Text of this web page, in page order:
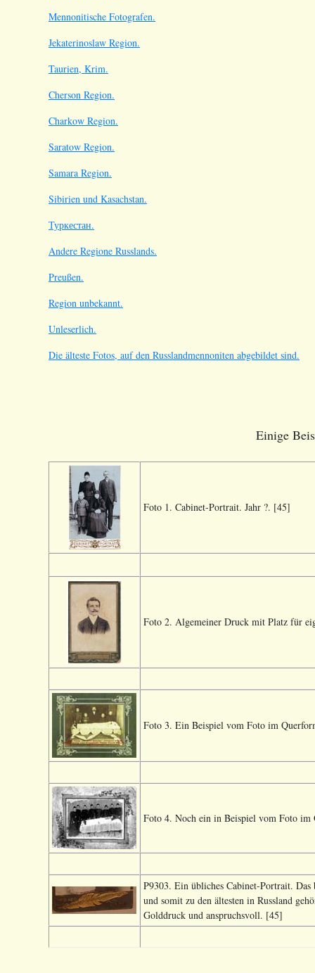
Mennonitische Fotografen.
Jekaterinoslaw Region.
Taurien, Krim.
Cherson Region.
Charkow Region.
Saratow Region.
Samara Region.
Sibirien und Kasachstan.
Туркестан.
Andere Regione Russlands.
Preußen.
Region unbekannt.
Unleserlich.
Die älteste Fotos, auf den Russlandmennoniten abgebildet sind.
Einige
Foto 1. Cabinet-Portrait. Jahr ?. [45]
Foto 2. Algemeiner Druck mit Platz für
Foto 3. Ein Beispiel vom Foto im
Foto 4. Noch ein in Beispiel vom Foto im
P9303. Ein übliches Cabinet-Portrait. Das
und somit zu den ältesten in Russland
Golddruck und anspruchsvoll. [45]